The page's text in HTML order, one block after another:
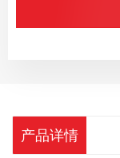
产品详情